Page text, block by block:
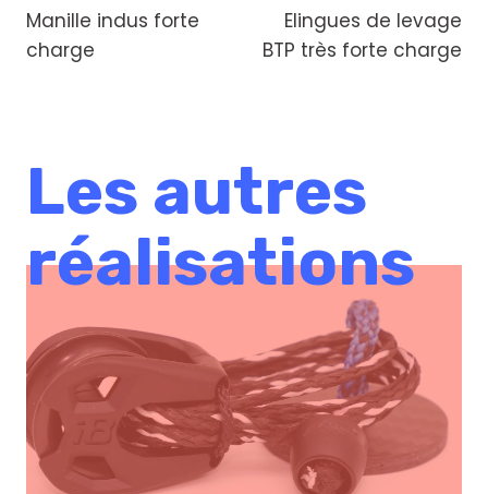
de
Manille indus forte
charge
Elingues de levage
BTP très forte charge
Les autres
réalisations